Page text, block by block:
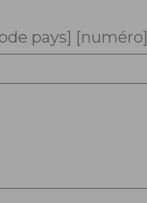
pays] [numéro]